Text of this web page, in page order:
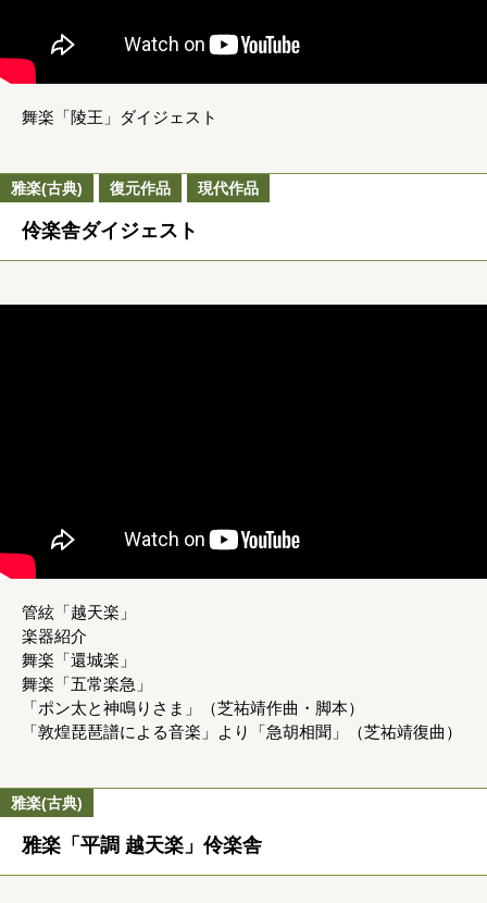
舞楽「陵王」ダイジェスト
雅楽(古典) 復元作品 現代作品
伶楽舎ダイジェスト
管絃「越天楽」
楽器紹介
舞楽「還城楽」
舞楽「五常楽急」
「ポン太と神鳴りさま」（芝祐靖作曲・脚本）
「敦煌琵琶譜による音楽」より「急胡相聞」（芝祐靖復曲）
雅楽(古典)
雅楽「平調 越天楽」伶楽舎